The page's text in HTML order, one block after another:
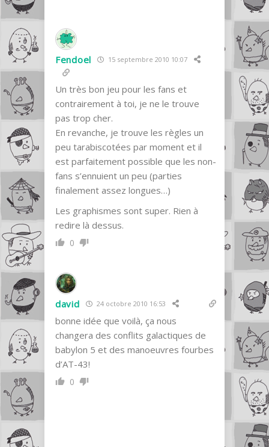
Fendoel 15 septembre 2010 10:07
Un très bon jeu pour les fans et
contrairement à toi, je ne le trouve
pas trop cher.
En revanche, je trouve les règles un
peu tarabiscotées par moment et il
est parfaitement possible que les non-
fans s’ennuient un peu (parties
finalement assez longues…)
Les graphismes sont super. Rien à
redire là dessus.
0
david 24 octobre 2010 16:53
bonne idée que voilà, ça nous
changera des conflits galactiques de
babylon 5 et des manoeuvres fourbes
d’AT-43!
0